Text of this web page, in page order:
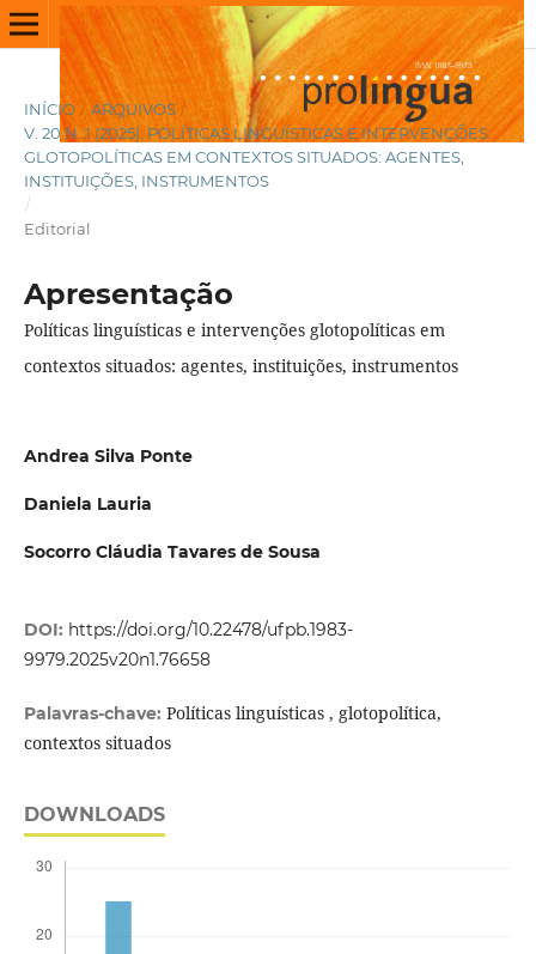
INÍCIO / ARQUIVOS /
V. 20 N. 1 (2025): POLÍTICAS LINGUÍSTICAS E INTERVENÇÕES
GLOTOPOLÍTICAS EM CONTEXTOS SITUADOS: AGENTES,
INSTITUIÇÕES, INSTRUMENTOS
/
Editorial
Apresentação
Políticas linguísticas e intervenções glotopolíticas em
contextos situados: agentes, instituições, instrumentos
Andrea Silva Ponte
Daniela Lauria
Socorro Cláudia Tavares de Sousa
DOI: https://doi.org/10.22478/ufpb.1983-
9979.2025v20n1.76658
Palavras-chave: Políticas linguísticas , glotopolítica,
contextos situados
DOWNLOADS